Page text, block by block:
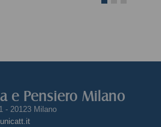
e Pensiero Milano
- 20123 Milano